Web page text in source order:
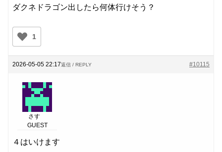
ダクネドラゴン出したら何体行けそう？
1
2026-05-05 22:17 #10115
返信 / REPLY
さす
GUEST
４はいけます